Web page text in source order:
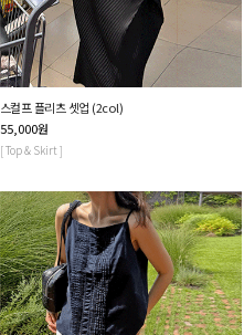
스컬프 플리츠 셋업 (2col)
55,000원
[ Top & Skirt ]